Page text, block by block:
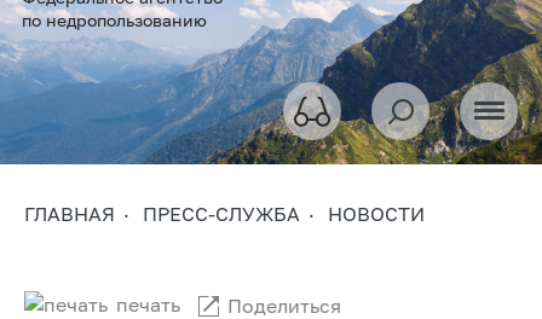
по недропользованию
ГЛАВНАЯ ПРЕСС-СЛУЖБА НОВОСТИ
печать Поделиться